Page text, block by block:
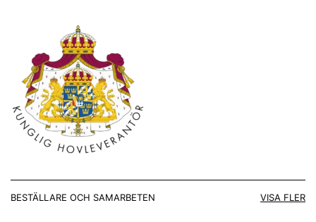
BESTÄLLARE OCH SAMARBETEN VISA FLER